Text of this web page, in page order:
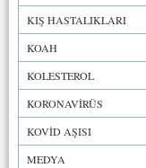
KIŞ HASTALIKLARI
KOAH
KOLESTEROL
KORONAVİRÜS
KOVİD AŞISI
MEDYA